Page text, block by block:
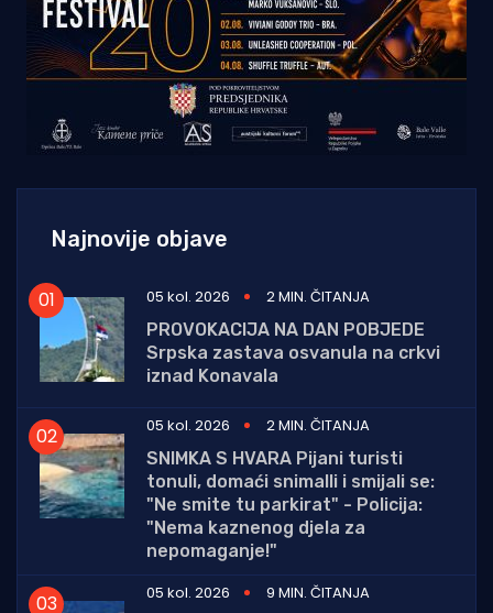
Najnovije objave
05 kol. 2026
2 MIN. ČITANJA
PROVOKACIJA NA DAN POBJEDE
Srpska zastava osvanula na crkvi
iznad Konavala
05 kol. 2026
2 MIN. ČITANJA
SNIMKA S HVARA Pijani turisti
tonuli, domaći snimalli i smijali se:
"Ne smite tu parkirat" - Policija:
"Nema kaznenog djela za
nepomaganje!"
05 kol. 2026
9 MIN. ČITANJA